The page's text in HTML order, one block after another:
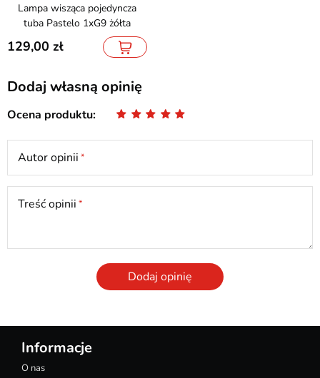
Lampa wisząca pojedyncza
tuba Pastelo 1xG9 żółta
129,00
Dodaj własną opinię
Ocena produktu
Autor opinii
Treść opinii
Dodaj opinię
Informacje
O nas